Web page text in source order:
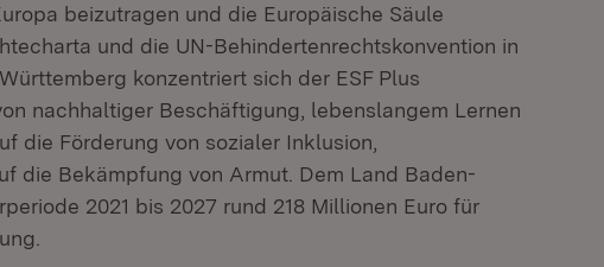
beizutragen und die Europäische Säule
und die UN-Behindertenrechtskonvention in
konzentriert sich der ESF Plus
nachhaltiger Beschäftigung, lebenslangem Lernen
die Förderung von sozialer Inklusion,
die Bekämpfung von Armut. Dem Land Baden-
2021 bis 2027 rund 218 Millionen Euro für